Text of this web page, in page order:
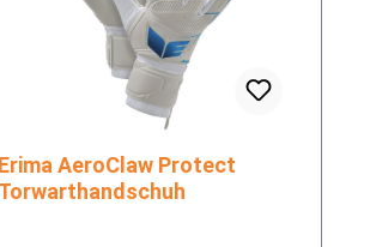
Erima AeroClaw Protect
Torwarthandschuh